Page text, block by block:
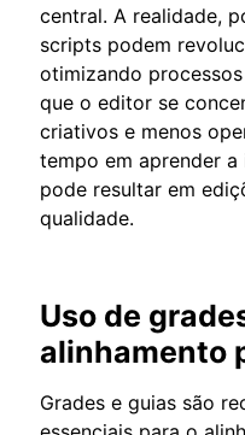
central. A realidade,
scripts podem
otimizando
que o editor se
criativos e menos
tempo em aprender
pode resultar em
qualidade.
Uso de
alinhamento
Grades e guias são